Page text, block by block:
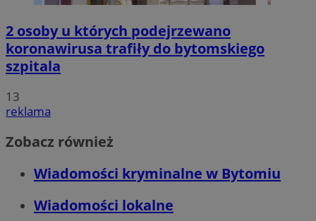
2 osoby u których podejrzewano
koronawirusa trafiły do bytomskiego
szpitala
13
reklama
Zobacz również
Wiadomości kryminalne w Bytomiu
Wiadomości lokalne